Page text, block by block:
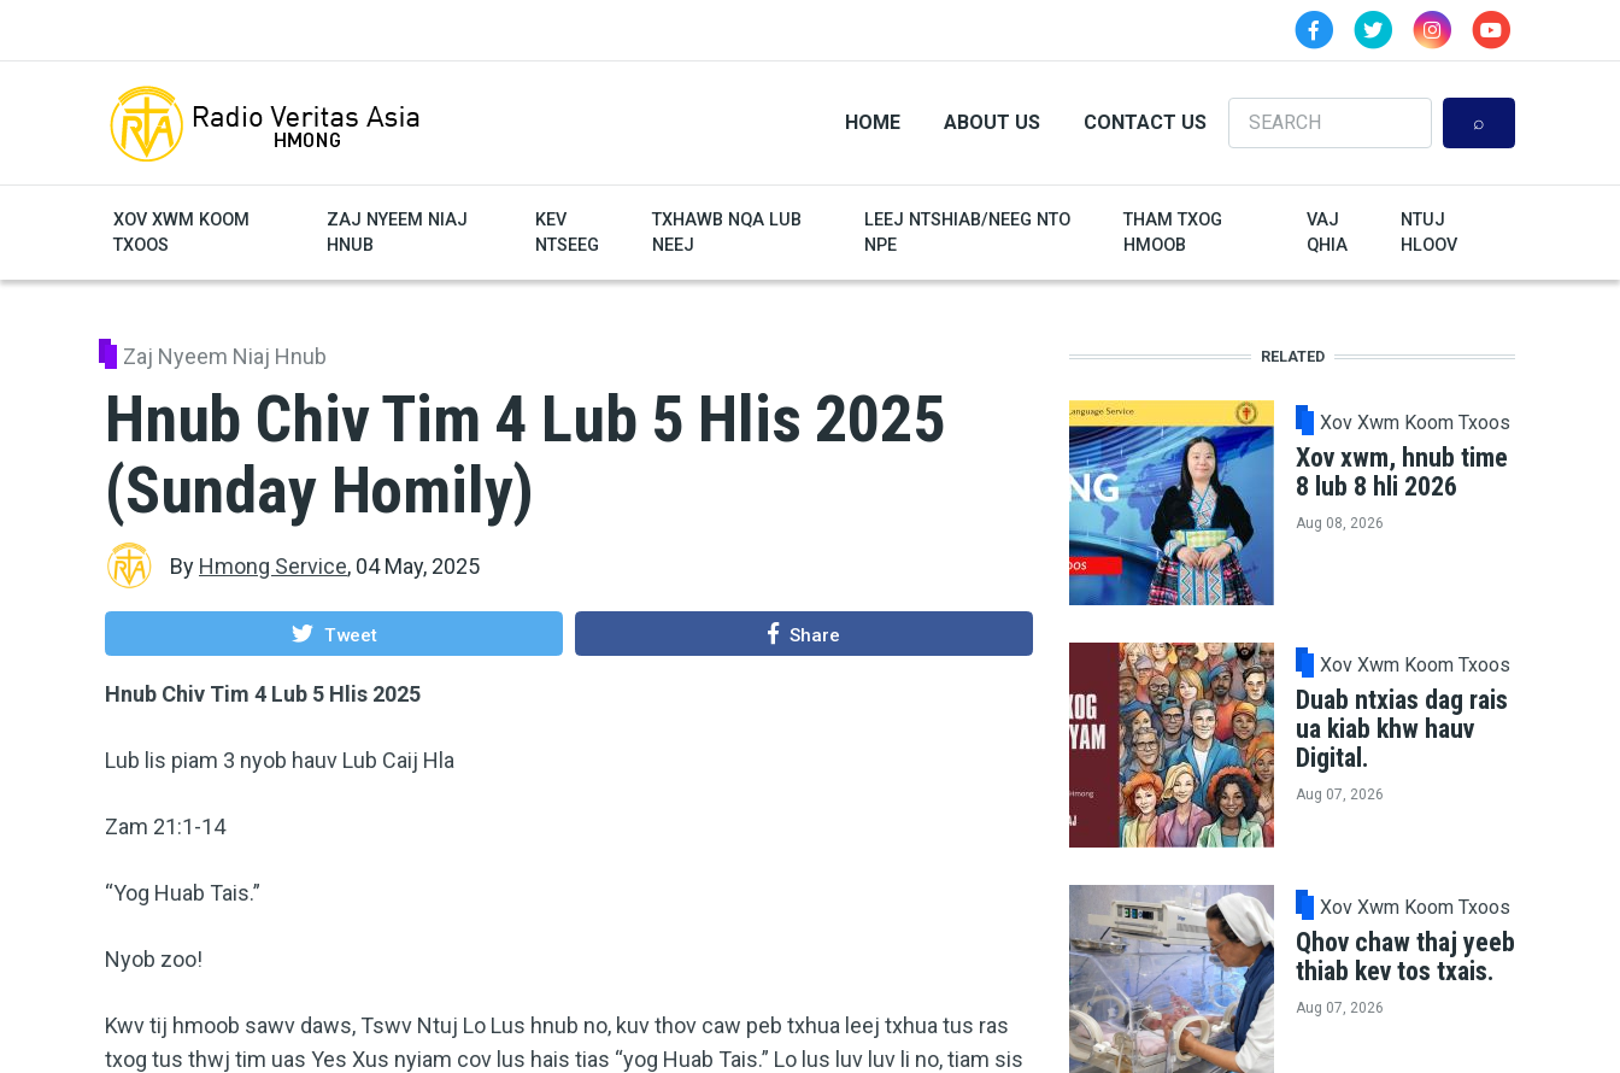
HOME ABOUT US CONTACT US
Search
XOV XWM KOOM
TXOOS
ZAJ NYEEM NIAJ
HNUB
KEV
NTSEEG
TXHAWB NQA LUB
NEEJ
LEEJ NTSHIAB/NEEG NTO
NPE
THAM TXOG
HMOOB
VAJ
QHIA
NTUJ
HLOOV
Zaj Nyeem Niaj Hnub
Hnub Chiv Tim 4 Lub 5 Hlis 2025
(Sunday Homily)
By Hmong Service, 04 May, 2025
Tweet Share
Hnub Chiv Tim 4 Lub 5 Hlis 2025
Lub lis piam 3 nyob hauv Lub Caij Hla
Zam 21:1-14
“Yog Huab Tais.”
Nyob zoo!
Kwv tij hmoob sawv daws, Tswv Ntuj Lo Lus hnub no, kuv thov caw peb txhua leej txhua tus ras
txog tus thwj tim uas Yes Xus nyiam cov lus hais tias “yog Huab Tais.” Lo lus luv luv li no, tiam sis
RELATED
Xov Xwm Koom Txoos
Xov xwm, hnub time
8 lub 8 hli 2026
Aug 08, 2026
Xov Xwm Koom Txoos
Duab ntxias dag rais
ua kiab khw hauv
Digital.
Aug 07, 2026
Xov Xwm Koom Txoos
Qhov chaw thaj yeeb
thiab kev tos txais.
Aug 07, 2026